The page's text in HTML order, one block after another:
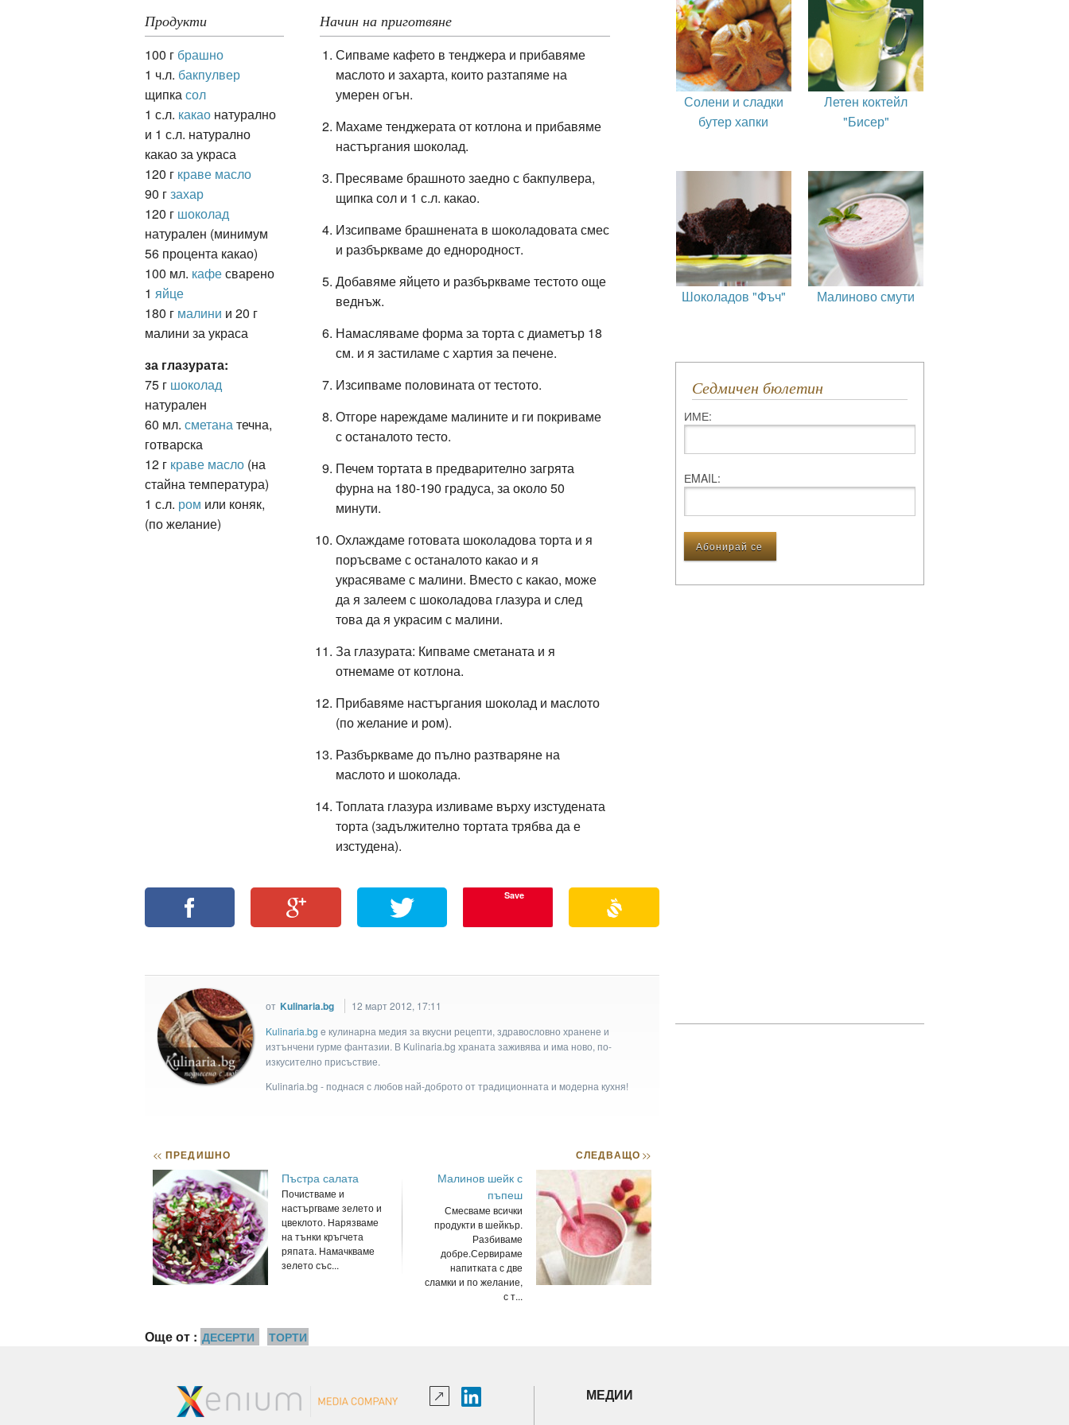
Продукти
100 г брашно
1 ч.л. бакпулвер
щипкасол
1 с.л. какао натурално
и 1 с.л. натурално
какао за украса
120 г краве масло
90 гзахар
120 г шоколад
натурален (минимум
56 процента какао)
100 мл. кафесварено
1 яйце
180 г малини и 20 г
малини за украса
за глазурата:
75 г шоколад
натурален
60 мл. сметанатечна,
готварска
12 г краве масло (на
стайна температура)
1 с.л. ром или коняк,
(по желание)
Начин на приготвяне
Сипваме кафето в тенджера и прибавяме
маслото и захарта, които разтапяме на
умерен огън.
Махаме тенджерата от котлона и прибавяме
настъргания шоколад.
Пресяваме брашното заедно с бакпулвера,
щипка сол и 1 с.л. какао.
Изсипваме брашнената в шоколадовата смес
и разбъркваме до еднородност.
Добавяме яйцето и разбъркваме тестото още
веднъж.
Намасляваме форма за торта с диаметър 18
см. и я застиламе с хартия за печене.
Изсипваме половината от тестото.
Отгоре нареждаме малините и ги покриваме
с останалото тесто.
Печем тортата в предварително загрята
фурна на 180-190 градуса, за около 50
минути.
Охлаждаме готовата шоколадова торта и я
поръсваме с останалото какао и я
украсяваме с малини. Вместо с какао, може
да я залеем с шоколадова глазура и след
това да я украсим с малини.
За глазурата: Кипваме сметаната и я
отнемаме от котлона.
Прибавяме настъргания шоколад и маслото
(по желание и ром).
Разбъркваме до пълно разтваряне на
маслото и шоколада.
Топлата глазура изливаме върху изстудената
торта (задължително тортата трябва да е
изстудена).
Save
от Kulinaria.bg
12 март 2012, 17:11
Kulinaria.bg e кулинарна медия за вкусни рецепти, здравословно хранене и
изтънчени гурме фантазии. В Kulinaria.bg храната заживява и има ново, по-
изкусително присъствие.
Kulinaria.bg - поднася с любов най-доброто от традиционната и модерна кухня!
<< ПРЕДИШНО
Пъстра салата
Почистваме и
настъргваме зелето и
цвеклото. Нарязваме
на тънки кръгчета
ряпата. Намачкваме
зелето със...
СЛЕДВАЩО>>
Малинов шейк с
пъпеш
Смесваме всички
продукти в шейкър.
Разбиваме
добре.Сервираме
напитката с две
сламки и по желание,
с т...
Още от : ДЕСЕРТИ ТОРТИ
Солени и сладки
бутер хапки
Летен коктейл
"Бисер"
Шоколадов "Фъч" Малиново смути
Седмичен бюлетин
ИМЕ:
ЕMAIL:
МЕДИИ